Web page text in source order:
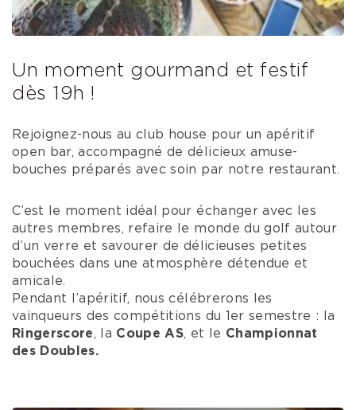
Un moment gourmand et festif
dès 19h !
Rejoignez-nous au club house pour un apéritif
open bar, accompagné de délicieux amuse-
bouches préparés avec soin par notre restaurant.
C’est le moment idéal pour échanger avec les
autres membres, refaire le monde du golf autour
d’un verre et savourer de délicieuses petites
bouchées dans une atmosphère détendue et
amicale.
Pendant l’apéritif, nous célébrerons les
vainqueurs des compétitions du 1er semestre : la
Ringerscore, la Coupe AS, et le Championnat
des Doubles.